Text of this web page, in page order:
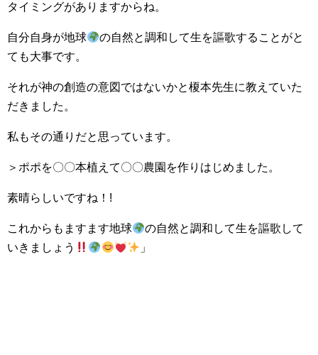
タイミングがありますからね。
自分自身が地球
の自然と調和して生を謳歌することがと
ても大事です。
それが神の創造の意図ではないかと榎本先生に教えていた
だきました。
私もその通りだと思っています。
＞ポポを〇〇本植えて〇〇農園を作りはじめました。
素晴らしいですね！!
これからもますます地球
の自然と調和して生を謳歌して
いきましょう
」